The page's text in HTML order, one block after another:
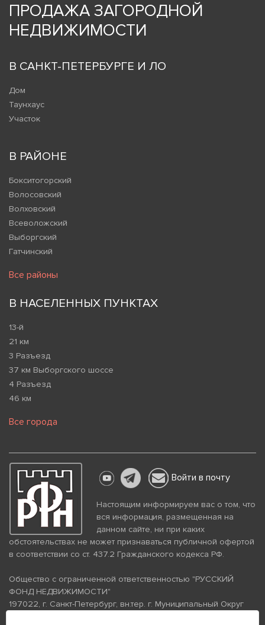
ПРОДАЖА ЗАГОРОДНОЙ
НЕДВИЖИМОСТИ
В САНКТ-ПЕТЕРБУРГЕ И ЛО
Дом
Таунхаус
Участок
В РАЙОНЕ
Бокситогорский
Волосовский
Волховский
Всеволожский
Выборгский
Гатчинский
Все районы
В НАСЕЛЕННЫХ ПУНКТАХ
13-й
21 км
3 Разъезд
37 км Выборгского шоссе
4 Разъезд
46 км
Все города
Войти в почту
Настоящим информируем вас о том, что
вся информация, размещенная на
данном сайте, ни при каких
обстоятельствах не может признаваться публичной офертой
в соответствии со ст. 437.2 Гражданского кодекса РФ.
Общество с ограниченной ответственностью "РУССКИЙ
ФОНД НЕДВИЖИМОСТИ"
197022, г. Санкт-Петербург, вн.тер. г. Муниципальный Округ